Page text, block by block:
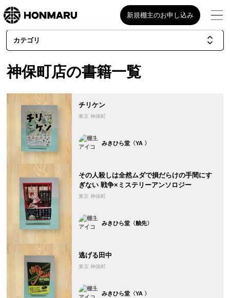
新規棚主のお申し込み
カテゴリ
神保町店の書籍一覧
チリケン
東京 神保町
みきひら堂〈YA 〉
その人殺しは全然ムダで損だらけの手間にす
ぎない 戦争×ミステリーアンソロジー
東京 神保町
みきひら堂〈舳先〉
逃げる田中
東京 神保町
みきひら堂〈YA 〉